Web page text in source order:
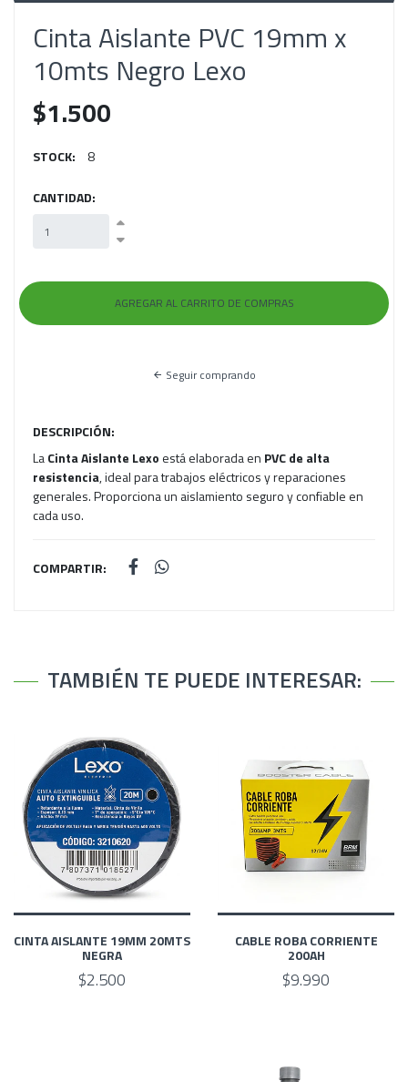
Cinta Aislante PVC 19mm x
10mts Negro Lexo
$1.500
STOCK: 8
CANTIDAD:
Seguir comprando
DESCRIPCIÓN:
LaCinta Aislante Lexo está elaborada en PVC de alta
resistencia, ideal para trabajos eléctricos y reparaciones
generales. Proporciona un aislamiento seguro y confiable en
cada uso.
COMPARTIR:
TAMBIÉN TE PUEDE INTERESAR:
CINTA AISLANTE 19MM 20MTS
NEGRA
$2.500
CABLE ROBA CORRIENTE
200AH
$9.990